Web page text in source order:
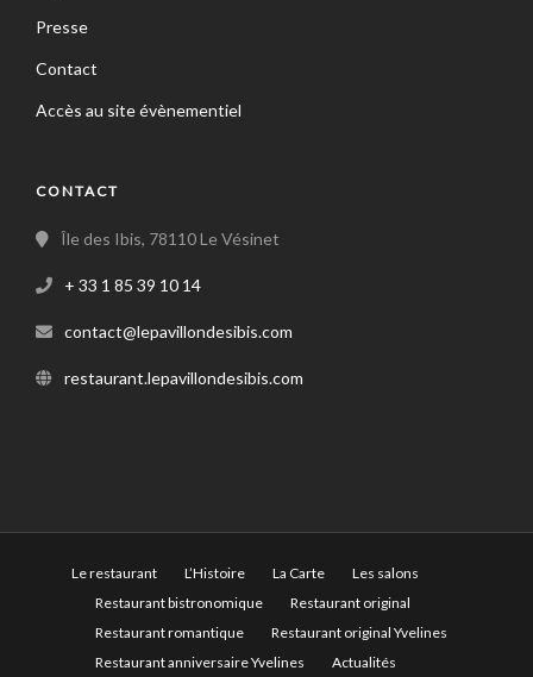
Presse
Contact
Accès au site évènementiel
CONTACT
Île des Ibis, 78110 Le Vésinet
+ 33 1 85 39 10 14
contact@lepavillondesibis.com
restaurant.lepavillondesibis.com
Le restaurant L’Histoire La Carte
Les salons
Restaurant bistronomique
Restaurant original
Restaurant romantique
Restaurant original Yvelines
Restaurant anniversaire Yvelines
Actualités